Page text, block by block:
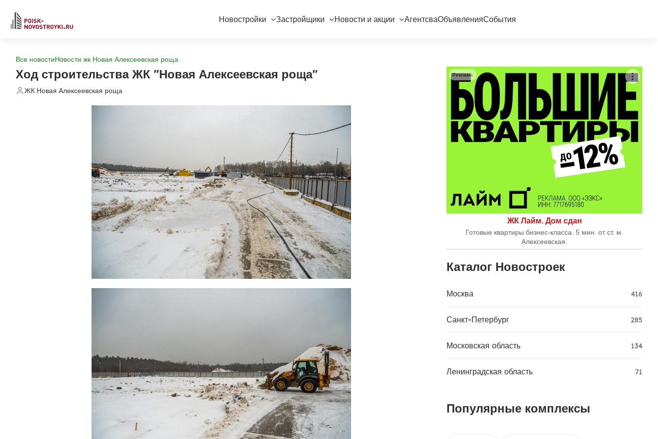
Новостройки Застройщики Новости и акции АгентсваОбъявленияСобытия
Все новостиНовости жк Новая Алексеевская роща
Ход строительства ЖК "Новая Алексеевская роща"
ЖК Новая Алексеевская роща
ЖК Лайм. Дом сдан
Готовые квартиры бизнес-класса. 5 мин. от ст. м.
Алексеевская.
Реклама
Каталог Новостроек
Москва 416
Санкт-Петербург 285
Московская область 134
Ленинградская область 71
Популярные комплексы